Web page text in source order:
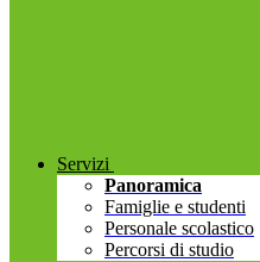
Servizi
Panoramica
Famiglie e studenti
Personale scolastico
Percorsi di studio